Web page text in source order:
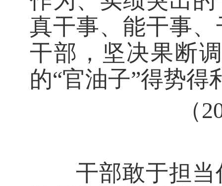
真干事、能干事
干部，坚决果断
的“官油子”得势得
（
干部敢于担当